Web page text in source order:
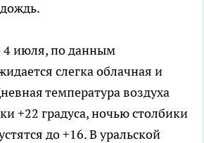
4 июля, по данным
слегка облачная и
температура воздуха
+22 градуса, ночью столбики
до +16. В уральской